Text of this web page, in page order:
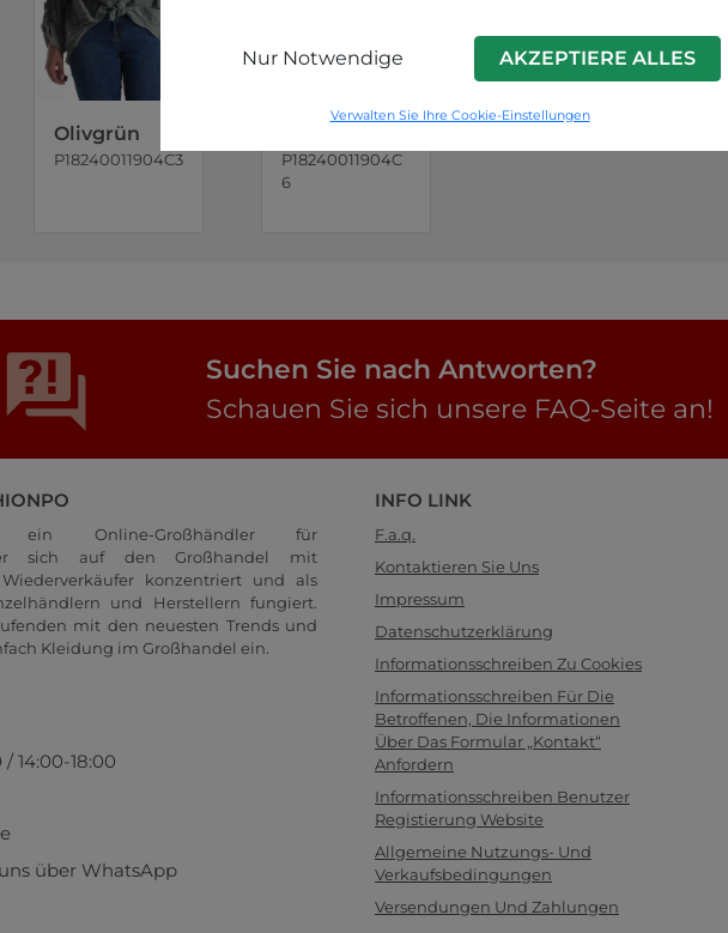
Nur Notwendige AKZEPTIERE ALLES
Verwalten Sie Ihre Cookie-Einstellungen
Olivgrün
P18240011904C3
P18240011904C
6
Suchen Sie nach Antworten?
Schauen Sie sich unsere FAQ-Seite an!
ein Online-Großhändler für
sich auf den Großhandel mit
konzentriert und als
und Herstellern fungiert.
mit den neuesten Trends und
Kleidung im Großhandel ein.
14:00-18:00
über WhatsApp
INFO LINK
F.a.q.
Kontaktieren Sie Uns
Impressum
Datenschutzerklärung
Informationsschreiben Zu Cookies
Informationsschreiben Für Die
Betroffenen, Die Informationen
Über Das Formular „Kontakt“
Anfordern
Informationsschreiben Benutzer
Registierung Website
Allgemeine Nutzungs- Und
Verkaufsbedingungen
Versendungen Und Zahlungen